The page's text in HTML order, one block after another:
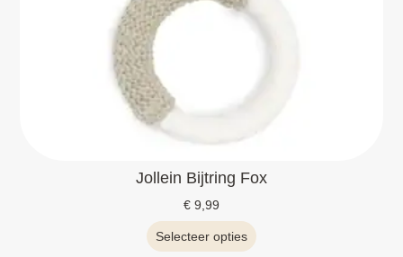
Jollein Bijtring Fox
€ 9,99
Selecteer opties